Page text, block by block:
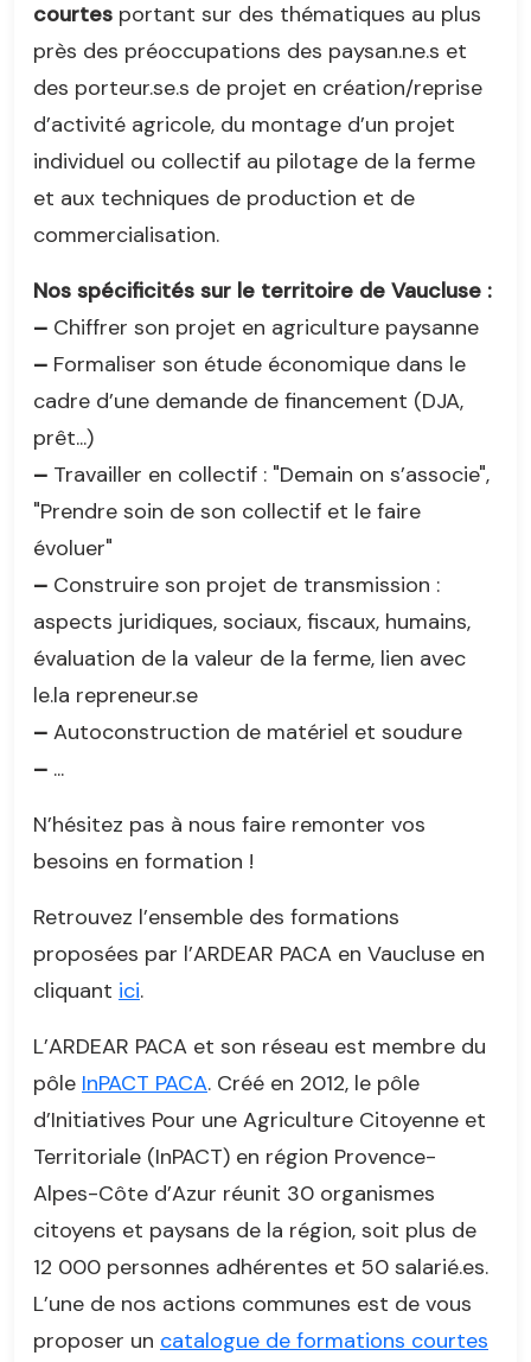
courtes portant sur des thématiques au plus
près des préoccupations des paysan.ne.s et
des porteur.se.s de projet en création/reprise
d’activité agricole, du montage d’un projet
individuel ou collectif au pilotage de la ferme
et aux techniques de production et de
commercialisation.
Nos spécificités sur le territoire de Vaucluse :
– Chiffrer son projet en agriculture paysanne
– Formaliser son étude économique dans le
cadre d’une demande de financement (DJA,
prêt...)
– Travailler en collectif : "Demain on s’associe",
"Prendre soin de son collectif et le faire
évoluer"
– Construire son projet de transmission :
aspects juridiques, sociaux, fiscaux, humains,
évaluation de la valeur de la ferme, lien avec
le.la repreneur.se
– Autoconstruction de matériel et soudure
– ...
N’hésitez pas à nous faire remonter vos
besoins en formation !
Retrouvez l’ensemble des formations
proposées par l’ARDEAR PACA en Vaucluse en
cliquant ici.
L’ARDEAR PACA et son réseau est membre du
pôle InPACT PACA. Créé en 2012, le pôle
d’Initiatives Pour une Agriculture Citoyenne et
Territoriale (InPACT) en région Provence-
Alpes-Côte d’Azur réunit 30 organismes
citoyens et paysans de la région, soit plus de
12 000 personnes adhérentes et 50 salarié.es.
L’une de nos actions communes est de vous
proposer un catalogue de formations courtes